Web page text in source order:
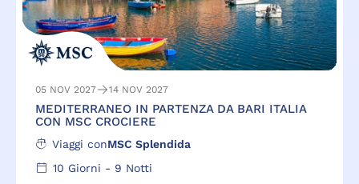
05 NOV 2027 14 NOV 2027
MEDITERRANEO IN PARTENZA DA BARI ITALIA
CON MSC CROCIERE
Viaggi conMSC Splendida
10 Giorni - 9 Notti